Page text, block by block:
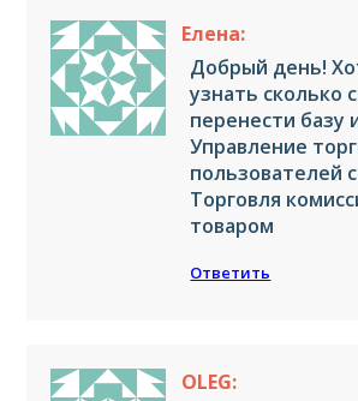
Елена:
Добрый день!
узнать сколько
перенести базу
Управление
пользователей
Торговля
товаром
Ответить
OLEG: